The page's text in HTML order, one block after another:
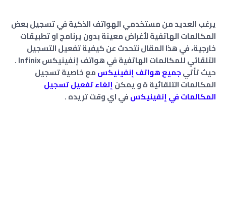
يرغب العديد من مستخدمي الهواتف الذكية في تسجيل بعض
المكالمات الهاتفية لأغراض معينة بدون يرنامج او تطبيقات
خارجية، في هذا المقال نتحدث عن كيفية تفعيل التسجيل
التلقائي للمكالمات الهاتفية في هواتف إنفينيكس Infinix .
حيث تأتيجميع هواتف إنفينيكسمع خاصية تسجيل
المكالمات التلقائية ة و يمكنإلغاء تفعيل تسجيل
المكالمات في إنفينيكسفي اي وقت تريده .